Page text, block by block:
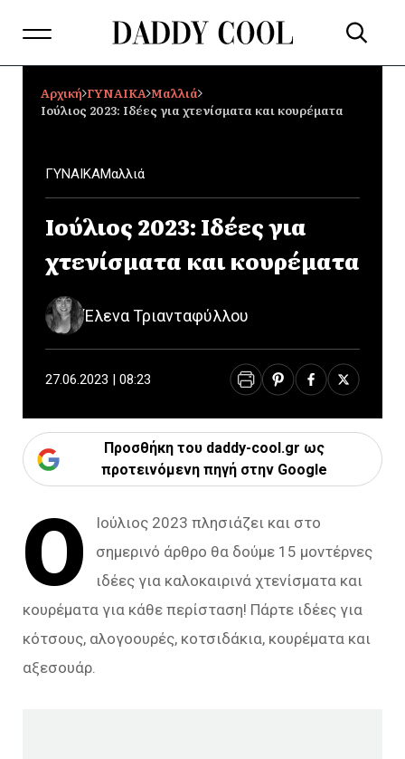
Αρχική ΓΥΝΑΙΚΑ Μαλλιά
Ιούλιος 2023: Ιδέες για χτενίσματα και κουρέματα
ΓΥΝΑΙΚΑΜαλλιά
Ιούλιος 2023: Ιδέες για
χτενίσματα και κουρέματα
Έλενα Τριανταφύλλου
27.06.2023 | 08:23
Προσθήκη του daddy-cool.gr ως
προτεινόμενη πηγή στην Google
Ο
Ιούλιος 2023 πλησιάζει και στο
σημερινό άρθρο θα δούμε 15 μοντέρνες
ιδέες για καλοκαιρινά χτενίσματα και
κουρέματα για κάθε περίσταση! Πάρτε ιδέες για
κότσους, αλογοουρές, κοτσιδάκια, κουρέματα και
αξεσουάρ.